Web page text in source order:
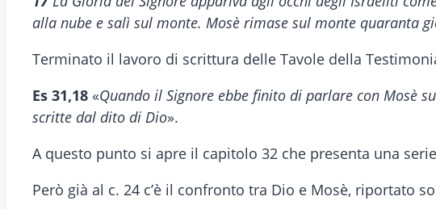
alla nube e salì sul monte. Mosè rimase sul monte quaranta
Terminato il lavoro di scrittura delle Tavole della
Es 31,18 «Quando il Signore ebbe finito di parlare con Mosè
scritte dal dito di Dio».
A questo punto si apre il capitolo 32 che presenta una
Però già al c. 24 c’è il confronto tra Dio e Mosè, riportato